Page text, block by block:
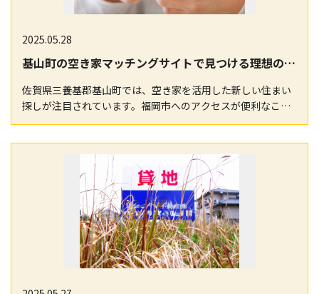
2025.05.28
基山町の空き家マッチングサイトで見つける理想の住まい
佐賀県三養基郡基山町では、空き家を活用した新しい住まい
探しが注目されています。福岡市へのアクセスが便利なこの
地域は、自然と利便性が共存する理想的な生活環境を提…